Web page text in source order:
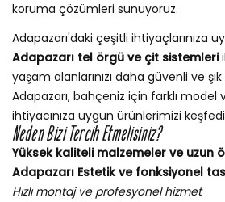
koruma çözümleri sunuyoruz.
Adapazarı'daki çeşitli ihtiyaçlarınıza
Adapazarı tel örgü ve çit sistemleri
yaşam alanlarınızı daha güvenli ve
Adapazarı, bahçeniz için farklı model
ihtiyacınıza uygun ürünlerimizi
Neden Bizi Tercih Etmelisiniz?
Yüksek kaliteli malzemeler ve uzun
Adapazarı Estetik ve fonksiyonel
Hızlı montaj ve profesyonel hizmet